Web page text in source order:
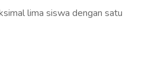
lima siswa dengan satu